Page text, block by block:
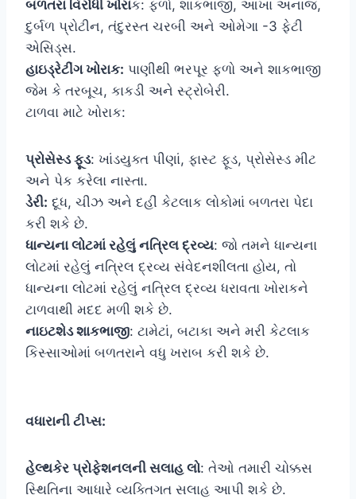
બળતરા વિરોધી ખોરાક: ફળો, શાકભાજી, આખા અનાજ,
દુર્બળ પ્રોટીન, તંદુરસ્ત ચરબી અને ઓમેગા -3 ફેટી
એસિડ્સ.
હાઇડ્રેટીંગ ખોરાક: પાણીથી ભરપૂર ફળો અને શાકભાજી
જેમ કે તરબૂચ, કાકડી અને સ્ટ્રોબેરી.
ટાળવા માટે ખોરાક:
પ્રોસેસ્ડ ફૂડ: ખાંડયુક્ત પીણાં, ફાસ્ટ ફૂડ, પ્રોસેસ્ડ મીટ
અને પેક કરેલા નાસ્તા.
ડેરી: દૂધ, ચીઝ અને દહીં કેટલાક લોકોમાં બળતરા પેદા
કરી શકે છે.
ધાન્યના લોટમાં રહેલું નત્રિલ દ્રવ્ય: જો તમને ધાન્યના
લોટમાં રહેલું નત્રિલ દ્રવ્ય સંવેદનશીલતા હોય, તો
ધાન્યના લોટમાં રહેલું નત્રિલ દ્રવ્ય ધરાવતા ખોરાકને
ટાળવાથી મદદ મળી શકે છે.
નાઇટશેડ શાકભાજી: ટામેટાં, બટાકા અને મરી કેટલાક
કિસ્સાઓમાં બળતરાને વધુ ખરાબ કરી શકે છે.
વધારાની ટીપ્સ:
હેલ્થકેર પ્રોફેશનલની સલાહ લો: તેઓ તમારી ચોક્કસ
સ્થિતિના આધારે વ્યક્તિગત સલાહ આપી શકે છે.